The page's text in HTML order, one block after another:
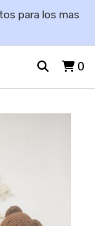
para los mas
0